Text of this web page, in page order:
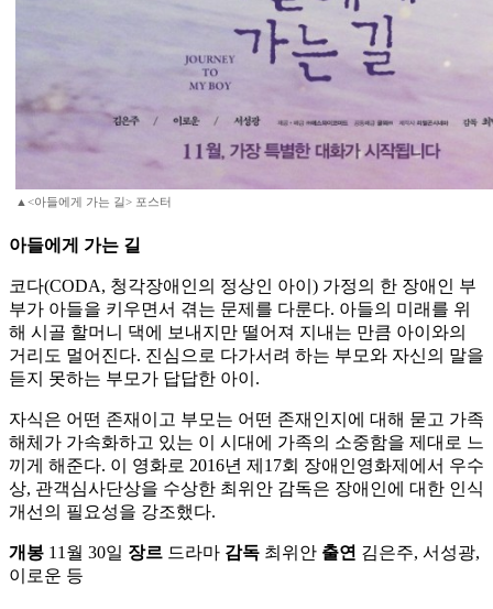
▲<아들에게 가는 길> 포스터
아들에게 가는 길
코다(CODA, 청각장애인의 정상인 아이) 가정의 한 장애인 부
부가 아들을 키우면서 겪는 문제를 다룬다. 아들의 미래를 위
해 시골 할머니 댁에 보내지만 떨어져 지내는 만큼 아이와의
거리도 멀어진다. 진심으로 다가서려 하는 부모와 자신의 말을
듣지 못하는 부모가 답답한 아이.
자식은 어떤 존재이고 부모는 어떤 존재인지에 대해 묻고 가족
해체가 가속화하고 있는 이 시대에 가족의 소중함을 제대로 느
끼게 해준다. 이 영화로 2016년 제17회 장애인영화제에서 우수
상, 관객심사단상을 수상한 최위안 감독은 장애인에 대한 인식
개선의 필요성을 강조했다.
개봉 11월 30일 장르 드라마 감독 최위안 출연 김은주, 서성광,
이로운 등